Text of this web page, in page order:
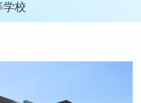
学校